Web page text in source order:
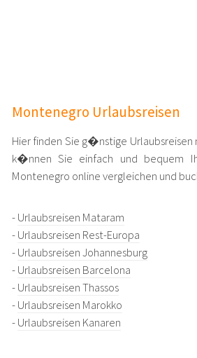
Montenegro Urlaubsreisen
Hier finden Sie g�nstige Urlaubsreisen
k�nnen Sie einfach und bequem
Montenegro online vergleichen und
-Urlaubsreisen Mataram
-Urlaubsreisen Rest-Europa
-Urlaubsreisen Johannesburg
-Urlaubsreisen Barcelona
-Urlaubsreisen Thassos
-Urlaubsreisen Marokko
-Urlaubsreisen Kanaren